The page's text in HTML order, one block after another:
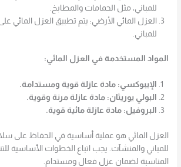
للمباني، مثل الحمامات والمطابخ.
العزل المائي الأرضي: يتم تطبيق العزل المائي
للمباني.
المواد المستخدمة في العزل المائي:
الإيبوكسي: مادة عازلة قوية ومستدامة.
البولي يوريثان: مادة عازلة مرنة وقوية.
البروفيل: مادة عازلة مائية قوية.
العزل المائي هو عملية أساسية في الحفاظ على
للمباني والمنشآت. يجب اتباع الخطوات الأساسية
المناسبة لضمان عزل فعال ومستدام.